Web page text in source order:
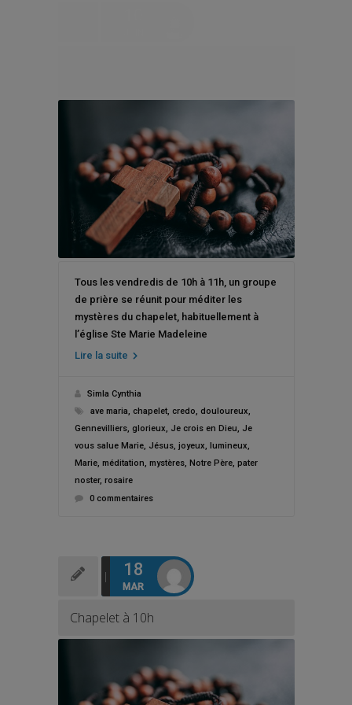
Tous les vendredis de 10h à 11h, un groupe
de prière se réunit pour méditer les
mystères du chapelet, habituellement à
l’église Ste Marie Madeleine
Lire la suite
Simla Cynthia
ave maria
chapelet, credo douloureux
Gennevilliers, glorieux Je crois en Dieu
Je
vous salue Marie, Jésus, joyeux lumineux
Marie, méditation mystères, Notre Père, pater
noster, rosaire
0 commentaires
18
MAR
Chapelet à 10h